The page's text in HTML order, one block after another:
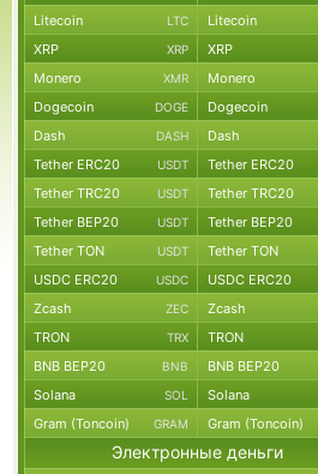
Litecoin LTC Litecoin
XRP XRP XRP
Monero XMR Monero
Dogecoin DOGE Dogecoin
Dash DASH Dash
Tether ERC20 USDT Tether ERC20
Tether TRC20 USDT Tether TRC20
Tether BEP20 USDT Tether BEP20
Tether TON USDT Tether TON
USDC ERC20 USDC USDC ERC20
Zcash ZEC Zcash
TRON TRX TRON
BNB BEP20 BNB BNB BEP20
Solana SOL Solana
Gram (Toncoin) GRAM Gram (Toncoin)
Электронные деньги